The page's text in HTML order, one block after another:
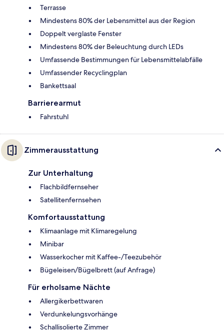
Terrasse
Mindestens 80% der Lebensmittel aus der Region
Doppelt verglaste Fenster
Mindestens 80% der Beleuchtung durch LEDs
Umfassende Bestimmungen für Lebensmittelabfälle
Umfassender Recyclingplan
Bankettsaal
Barrierearmut
Fahrstuhl
Zimmerausstattung
Zur Unterhaltung
Flachbildfernseher
Satellitenfernsehen
Komfortausstattung
Klimaanlage mit Klimaregelung
Minibar
Wasserkocher mit Kaffee-/Teezubehör
Bügeleisen/Bügelbrett (auf Anfrage)
Für erholsame Nächte
Allergikerbettwaren
Verdunkelungsvorhänge
Schallisolierte Zimmer